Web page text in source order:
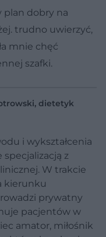
plan dobry na
trudno uwierzyć,
mnie chęć
szafki.
dietetyk
i wykształcenia
z
W trakcie
kierunku
prywatny
pacjentów w
amator, miłośnik